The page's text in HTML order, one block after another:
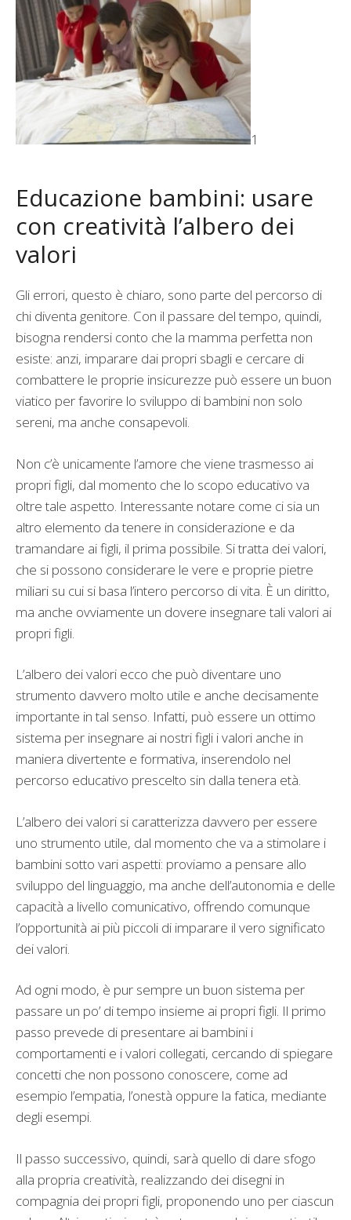
1
Educazione bambini: usare
con creatività l’albero dei
valori
Gli errori, questo è chiaro, sono parte del percorso di
chi diventa genitore. Con il passare del tempo, quindi,
bisogna rendersi conto che la mamma perfetta non
esiste: anzi, imparare dai propri sbagli e cercare di
combattere le proprie insicurezze può essere un buon
viatico per favorire lo sviluppo di bambini non solo
sereni, ma anche consapevoli.
Non c’è unicamente l’amore che viene trasmesso ai
propri figli, dal momento che lo scopo educativo va
oltre tale aspetto. Interessante notare come ci sia un
altro elemento da tenere in considerazione e da
tramandare ai figli, il prima possibile. Si tratta dei valori,
che si possono considerare le vere e proprie pietre
miliari su cui si basa l’intero percorso di vita. È un diritto,
ma anche ovviamente un dovere insegnare tali valori ai
propri figli.
L’albero dei valori ecco che può diventare uno
strumento davvero molto utile e anche decisamente
importante in tal senso. Infatti, può essere un ottimo
sistema per insegnare ai nostri figli i valori anche in
maniera divertente e formativa, inserendolo nel
percorso educativo prescelto sin dalla tenera età.
L’albero dei valori si caratterizza davvero per essere
uno strumento utile, dal momento che va a stimolare i
bambini sotto vari aspetti: proviamo a pensare allo
sviluppo del linguaggio, ma anche dell’autonomia e delle
capacità a livello comunicativo, offrendo comunque
l’opportunità ai più piccoli di imparare il vero significato
dei valori.
Ad ogni modo, è pur sempre un buon sistema per
passare un po’ di tempo insieme ai propri figli. Il primo
passo prevede di presentare ai bambini i
comportamenti e i valori collegati, cercando di spiegare
concetti che non possono conoscere, come ad
esempio l’empatia, l’onestà oppure la fatica, mediante
degli esempi.
Il passo successivo, quindi, sarà quello di dare sfogo
alla propria creatività, realizzando dei disegni in
compagnia dei propri figli, proponendo uno per ciascun